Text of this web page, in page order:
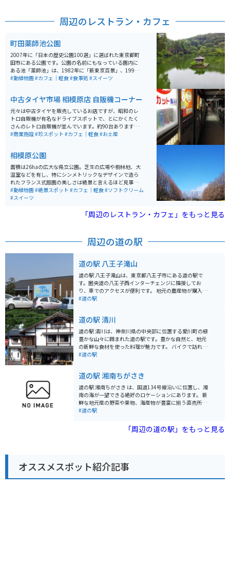
周辺のレストラン・カフェ
町田薬師池公園
2007年に「日本の歴史公園100選」に選ばれた東京都町
田市にある公園です。公園の名前にもなっている園内に
ある池「薬師池」は、1982年に「新東京百景」、1998
年に「東京都指定名勝」に指定されています。 公園の敷
る梅林、大滝、甘酒や抹茶が飲めるやくし茶屋、また国
や都が指定している文化財になっている建物などがあ
り、とても見どころ満載です。 冬から春にかけての梅、
春の桜、藤や花菖蒲、秋には真っ赤な紅葉と季節によっ
て変化する公園の景観を楽しむのもおすすめです。
#動植物園#カフェ｜軽食#食事処 #スイーツ
中古タイヤ市場 相模原店 自販機コーナー
元々は中古タイヤを販売しているお店ですが、昭和のレ
トロ自販機が有名なドライブスポットで、とにかくたく
さんのレトロ自販機が並んでいます。約90台あります。
飲み物はもちろん、お菓子やパン類、麺類等食べ物も種
でいます。
#商業施設#珍スポット #カフェ｜軽食#お土産
相模原公園
面積は26haの広大な県立公園。芝生の広場や樹林地、大
温室などを有し、特にシンメトリックなデザインで造ら
れたフランス式庭園の美しさは絶景と言えるほど見事な
もの。南側には相模原市立の「相模原麻溝公園」も隣接
していて、レジャースポットとしても魅力抜群！県内外
#動植物園#絶景スポット #カフェ｜軽食#ソフトクリーム
#スイーツ
「周辺のレストラン・カフェ」をもっと見る
周辺の道の駅
道の駅 八王子滝山
道の駅 八王子滝山は、東京都八王子市にある道の駅で
す。圏央道の八王子西インターチェンジに隣接してお
り、車でのアクセスが便利です。 地元の農産物が購入で
きる「農産物直売所」や、地元食材を使った料理が楽し
野菜は人気が高く、旬の野菜を目当てに訪れる人も多く
います。レストランでは、八王子ラーメンや、地元産の
野菜を使った料理などが人気です。 バイクで訪れる場
合、駐車場も広く停めやすいので安心です。ツーリング
の休憩場所としてもおすすめです。道の駅のすぐ近くに
を訪れた際には、ぜひ地元産の野菜や、特産品のお土産
を購入してみてください。
#道の駅
道の駅 清川
道の駅 清川は、神奈川県の中央部に位置する愛川町の緑
豊かな山々に囲まれた道の駅です。豊かな自然と、地元
の新鮮な食材を使った料理が魅力です。 バイクで訪れる
際は、宮ヶ瀬湖やヤビツ峠など、周辺のワインディング
品である、新鮮な野菜や果物、手作りジャムなどが人気
です。また、レストランでは、地元産の食材をふんだん
に使った料理を楽しむことができます。特に、地元産の
猪肉を使った「猪肉丼」は、ここでしか味わえない人気
メニューです。
#道の駅
道の駅 湘南ちがさき
道の駅 湘南ちがさき は、国道134号線沿いに位置し、湘
南の海が一望できる絶好のロケーションにあります。 新
鮮な地元産の野菜や果物、海産物が豊富に揃う直売所
は、湘南の豊かな恵みを感じられるスポットです。朝ど
使ったジュースなど、湘南の味覚を堪能できます。 ま
た、レストランでは、しらす丼や地魚を使った料理な
方には、無料の駐輪場が用意されているので安心です。
国道134号線は、海岸線を走る風光明媚なルートなの
で、ツーリングの休憩スポットとしても最適です。近隣
#道の駅
「周辺の道の駅」をもっと見る
オススメスポット紹介記事